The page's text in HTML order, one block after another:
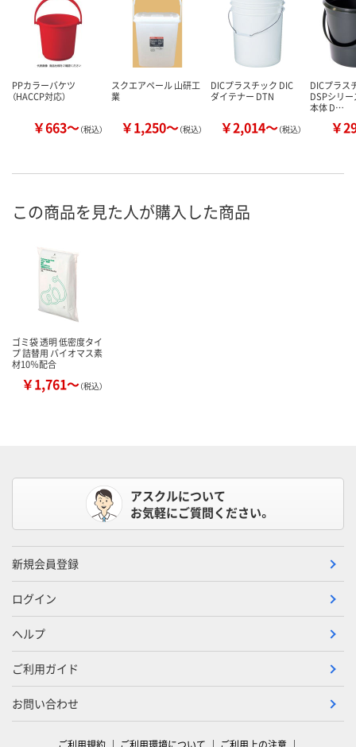
PPカラーバケツ
（HACCP対応）
￥663～（税込）
スクエアペール 山研工
業
￥1,250～（税込）
DICプラスチック DIC
ダイテナー DTN
￥2,014～（税込）
DICプラス
DSPシリ
本体 D…
￥
この商品を見た人が購入した商品
ゴミ袋 透明 低密度タイ
プ 詰替用 バイオマス素
材10％配合
￥1,761～（税込）
アスクルについて
お気軽にご質問ください。
新規会員登録
ログイン
ヘルプ
ご利用ガイド
お問い合わせ
ご利用規約 ご利用環境について ご利用上の注意